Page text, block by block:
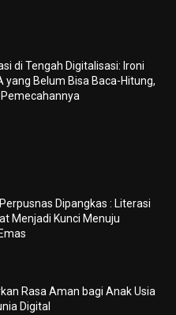
di Tengah Digitalisasi: Ironi
yang Belum Bisa Baca-Hitung,
Dipangkas : Literasi
Menjadi Kunci Menuju
Rasa Aman bagi Anak Usia
Digital